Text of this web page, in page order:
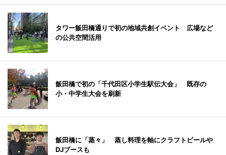
タワー飯田橋通りで初の地域共創イベント 広場など
の公共空間活用
飯田橋で初の「千代田区小学生駅伝大会」 既存の
小・中学生大会を刷新
飯田橋に「蒸々」 蒸し料理を軸にクラフトビールや
DJブースも